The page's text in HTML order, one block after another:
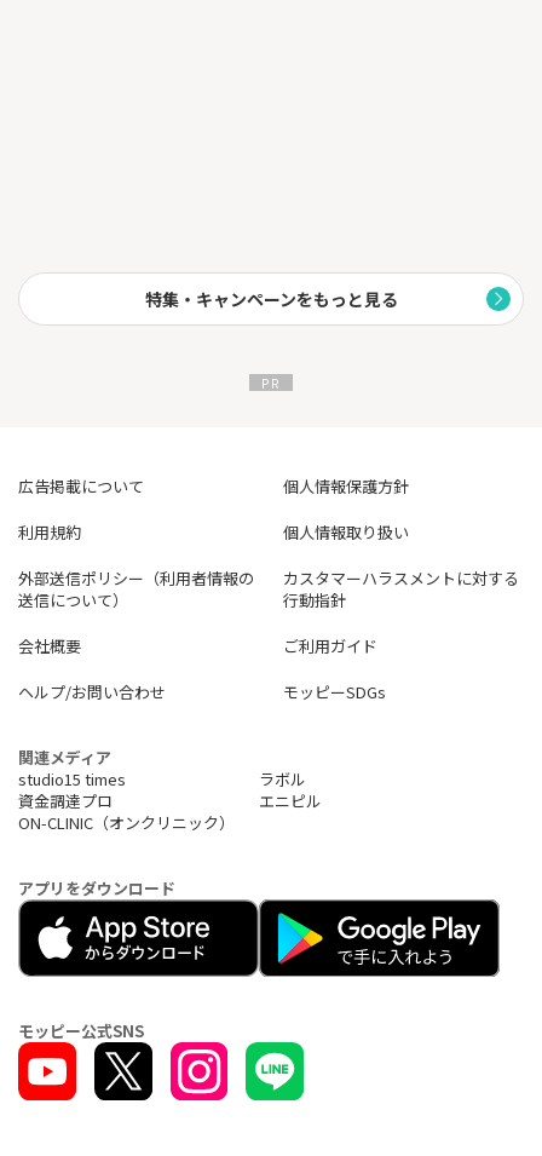
海外約120ヵ国のデータチャージが可能です。海外旅行時にモバイ
ルWi-Fiを借りる手間が省けるほか、料金も非常に安く抑えること
例：韓国用データ1G - 850円(不課税)
機器を随時追加予定です。
＜価格（税込）＞※一部抜粋
・本体+100G：16,280円
※初回購入時のデータはすべて有効期限365日です。
何かと便利な"とりあえず"買っておけるモバイルWi-Fi取り扱いサ
可能です。
特集・キャンペーンをもっと見る
広告掲載について
個人情報保護方針
利用規約
個人情報取り扱い
外部送信ポリシー（利用者情報の
送信について）
カスタマーハラスメントに対する
行動指針
会社概要
ご利用ガイド
ヘルプ/お問い合わせ
モッピーSDGs
関連メディア
studio15 times
ラボル
資金調達プロ
エニピル
ON-CLINIC（オンクリニック）
アプリをダウンロード
モッピー公式SNS